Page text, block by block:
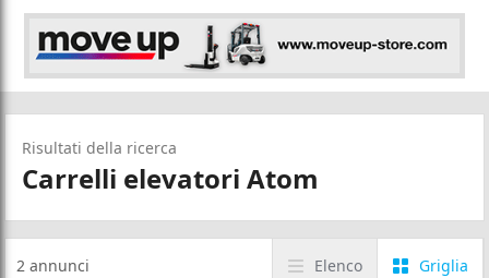
Risultati della ricerca
Carrelli elevatori Atom
2annunci Elenco Griglia